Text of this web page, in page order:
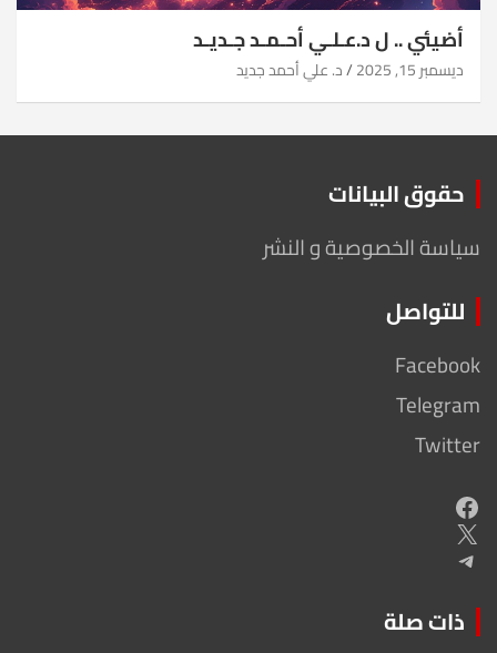
أضيئي .. ل د.عـلـي أحـمـد جـديـد
ديسمبر 15, 2025 د. علي أحمد جديد
حقوق البيانات
سياسة الخصوصية و النشر
للتواصل
Facebook
Telegram
Twitter
Facebook
X
Telegram
ذات صلة